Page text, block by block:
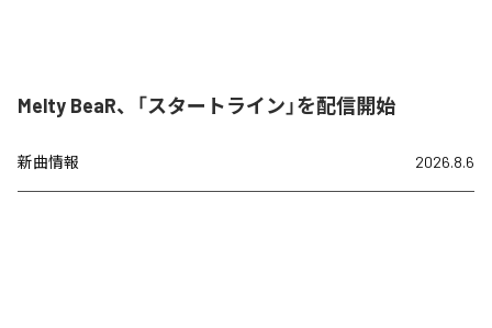
Melty BeaR、「スタートライン」を配信開始
新曲情報 2026.8.6